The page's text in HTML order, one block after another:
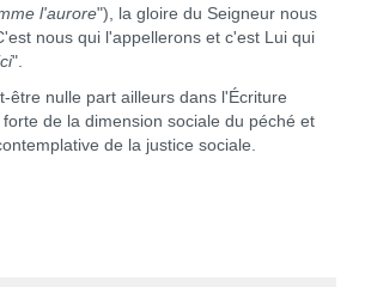
l'aurore"), la gloire du Seigneur nous
nous qui l'appellerons et c'est Lui qui
".
nulle part ailleurs dans l'Écriture
de la dimension sociale du péché et
de la justice sociale.